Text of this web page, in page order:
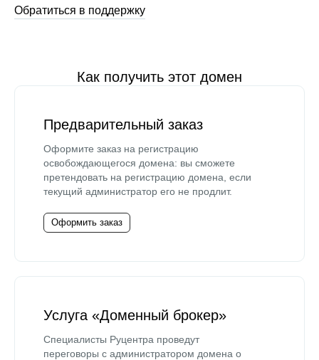
Обратиться в поддержку
Как получить этот домен
Предварительный заказ
Оформите заказ на регистрацию
освобождающегося домена: вы сможете
претендовать на регистрацию домена, если
текущий администратор его не продлит.
Оформить заказ
Услуга «Доменный брокер»
Специалисты Руцентра проведут
переговоры с администратором домена о